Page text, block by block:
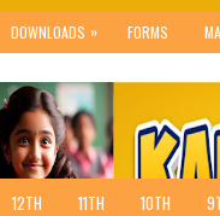
DOWNLOADS » FORMS
12TH 11TH 10TH